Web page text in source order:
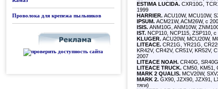
Проволока для крепежа пыльников
ESTIMA LUCIDA. CXR10G,
1999
HARRIER. ACU10W, MCU10W,
IPSUM. ACM21W, ACM26W, с
ISIS. ANM10G, ANM10W,
IST. NCP110, NCP115, ZSP110,
KLUGER. ACU20W, MCU20W,
LITEACE. CR21G, YR21G,
KR42V, CR42V, CR51V, KR52V,
2007
LITEACE NOAH. CR40G,
LITEACE TRUCK. CM50, KM51,
MARK 2 QUALIS. MCV20W,
MARK 2. GX90, JZX90, JZX91,
тяги)